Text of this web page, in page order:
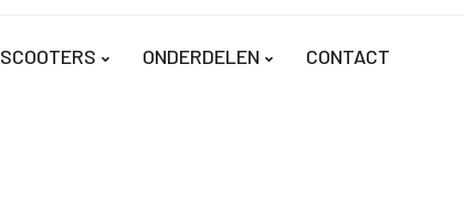
SCOOTERS ONDERDELEN CONTACT